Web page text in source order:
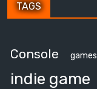
TAGS
Console games
indie game